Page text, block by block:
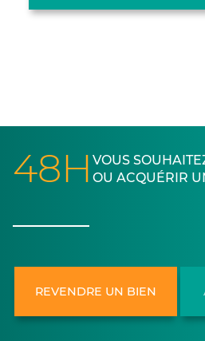
48H VOUS
OU ACQUÉRIR
REVENDRE UN BIEN